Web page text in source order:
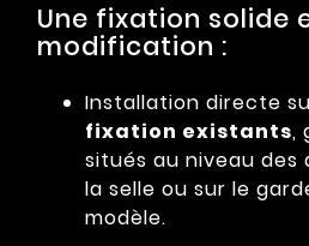
Une fixation solide
modification :
Installation directe
fixation existants,
situés au niveau des
la selle ou sur le
modèle.